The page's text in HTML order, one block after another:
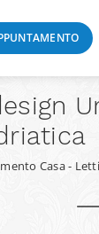
Casa- Letti